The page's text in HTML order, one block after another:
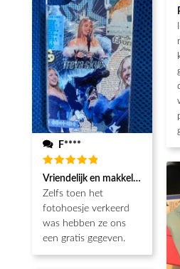
F****
Waardering
5 uit 5
Vriendelijk en makkelijk
Zelfs toen het
fotohoesje verkeerd
was hebben ze ons
een gratis gegeven.
5